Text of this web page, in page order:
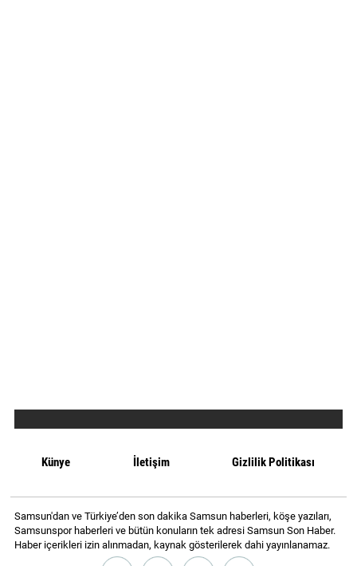
Künye İletişim Gizlilik Politikası
Samsun'dan ve Türkiye’den son dakika Samsun haberleri, köşe yazıları,
Samsunspor haberleri ve bütün konuların tek adresi Samsun Son Haber.
Haber içerikleri izin alınmadan, kaynak gösterilerek dahi yayınlanamaz.